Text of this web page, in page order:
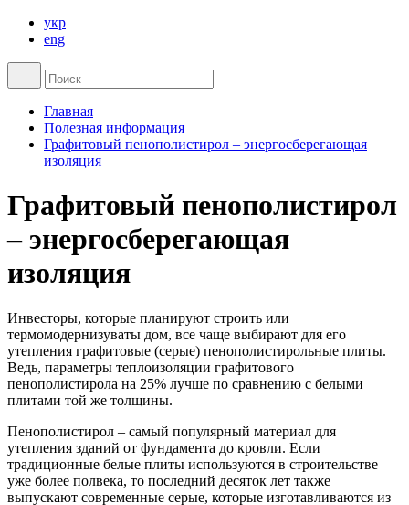
укр
eng
Главная
Полезная информация
Графитовый пенополистирол – энергосберегающая
изоляция
Графитовый пенополистирол
– энергосберегающая
изоляция
Инвесторы, которые планируют строить или
термомодернизуваты дом, все чаще выбирают для его
утепления графитовые (серые) пенополистирольные плиты.
Ведь, параметры теплоизоляции графитового
пенополистирола на 25% лучше по сравнению с белыми
плитами той же толщины.
Пенополистирол – самый популярный материал для
утепления зданий от фундамента до кровли. Если
традиционные белые плиты используются в строительстве
уже более полвека, то последний десяток лет также
выпускают современные серые, которые изготавливаются из